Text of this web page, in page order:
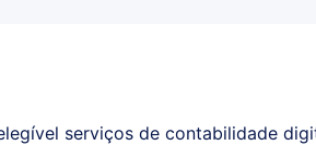
serviços de contabilidade